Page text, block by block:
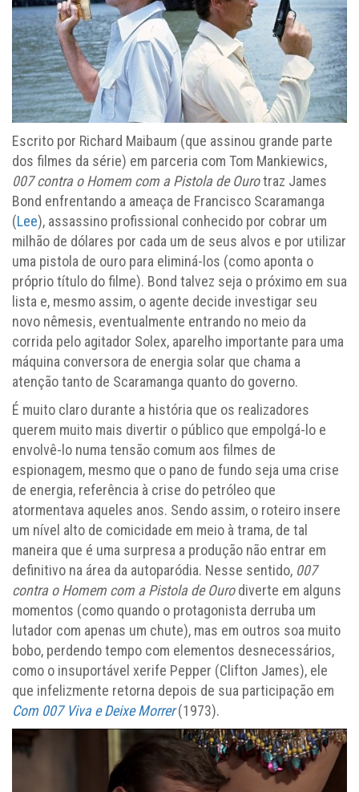
Escrito por Richard Maibaum (que assinou grande parte
dos filmes da série) em parceria com Tom Mankiewics,
007 contra o Homem com a Pistola de Ourotraz James
Bond enfrentando a ameaça de Francisco Scaramanga
(Lee), assassino profissional conhecido por cobrar um
milhão de dólares por cada um de seus alvos e por utilizar
uma pistola de ouro para eliminá-los (como aponta o
próprio título do filme). Bond talvez seja o próximo em sua
lista e, mesmo assim, o agente decide investigar seu
novo nêmesis, eventualmente entrando no meio da
corrida pelo agitador Solex, aparelho importante para uma
máquina conversora de energia solar que chama a
atenção tanto de Scaramanga quanto do governo.
É muito claro durante a história que os realizadores
querem muito mais divertir o público que empolgá-lo e
envolvê-lo numa tensão comum aos filmes de
espionagem, mesmo que o pano de fundo seja uma crise
de energia, referência à crise do petróleo que
atormentava aqueles anos. Sendo assim, o roteiro insere
um nível alto de comicidade em meio à trama, de tal
maneira que é uma surpresa a produção não entrar em
definitivo na área da autoparódia. Nesse sentido, 007
contra o Homem com a Pistola de Ourodiverte em alguns
momentos (como quando o protagonista derruba um
lutador com apenas um chute), mas em outros soa muito
bobo, perdendo tempo com elementos desnecessários,
como o insuportável xerife Pepper (Clifton James), ele
que infelizmente retorna depois de sua participação em
Com 007 Viva e Deixe Morrer(1973).